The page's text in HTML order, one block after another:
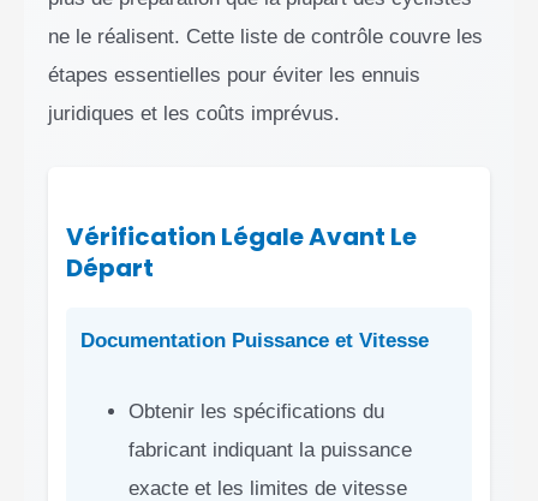
ne le réalisent. Cette liste de contrôle couvre les
étapes essentielles pour éviter les ennuis
juridiques et les coûts imprévus.
Vérification Légale Avant Le
Départ
Documentation Puissance et Vitesse
Obtenir les spécifications du
fabricant indiquant la puissance
exacte et les limites de vitesse